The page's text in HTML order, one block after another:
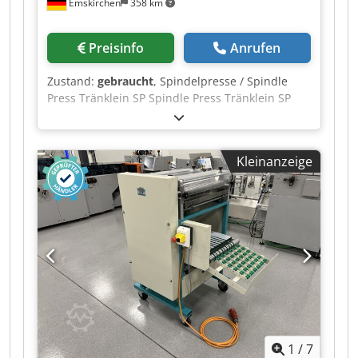
Emskirchen 358 km
Preisinfo Anrufen
Zustand: gebraucht, Spindelpresse / Spindle
Press Tränklein SP Spindle Press Tränklein SP
Online-Video-Inspection by WhatsApp - MS Zoom
- Telegram Dcjdpfx Aezl Th Aoiask On Stock
Emskirchen/Nürnberg - Available Immediately -
Can be test
Kleinanzeige
1 /7